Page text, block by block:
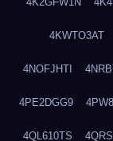
4KWTO3AT
4NOFJHTI
4PE2DGG9
4QL610TS